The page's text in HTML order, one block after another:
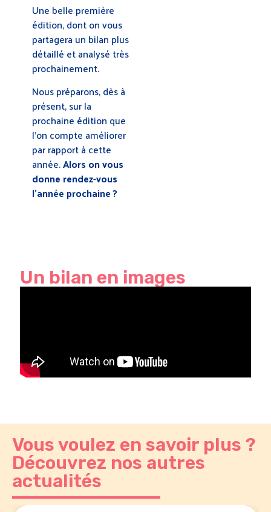
Un bilan en images
Une belle première
édition, dont on vous
partagera un bilan plus
détaillé et analysé très
prochainement.
Nous préparons, dès à
présent, sur la
prochaine édition que
l’on compte améliorer
par rapport à cette
année.Alors on vous
donne rendez-vous
l’année prochaine ?
Vous voulez en savoir plus ?
Découvrez nos autres
actualités